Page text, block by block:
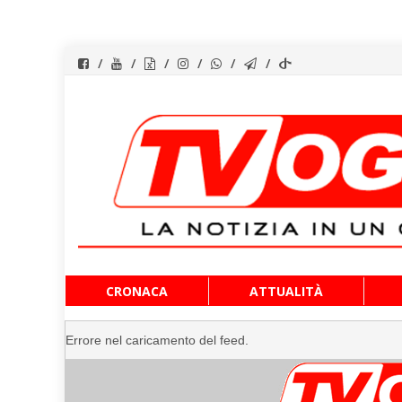
al
contenuto
CRONACA ATTUALITÀ
Errore nel caricamento del feed.